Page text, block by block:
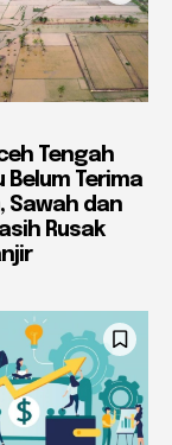
Tengah
Belum Terima
Sawah dan
Rusak